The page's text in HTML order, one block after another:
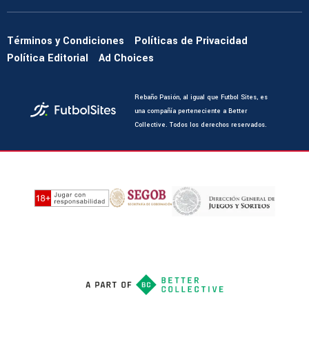
Términos y Condiciones
Políticas de Privacidad
Política Editorial
Ad Choices
Rebaño Pasión, al igual que Futbol Sites, es
una compañía perteneciente a Better
Collective. Todos los derechos reservados.